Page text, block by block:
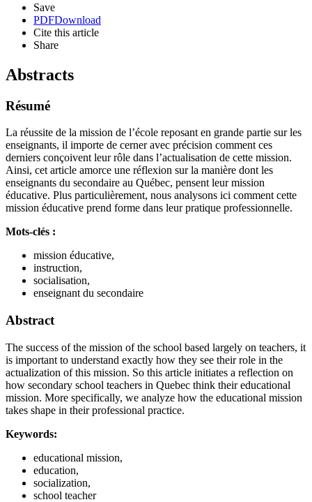
Save
PDFDownload
Cite this article
Share
Abstracts
Résumé
La réussite de la mission de l’école reposant en grande partie sur les
enseignants, il importe de cerner avec précision comment ces
derniers conçoivent leur rôle dans l’actualisation de cette mission.
Ainsi, cet article amorce une réflexion sur la manière dont les
enseignants du secondaire au Québec, pensent leur mission
éducative. Plus particulièrement, nous analysons ici comment cette
mission éducative prend forme dans leur pratique professionnelle.
Mots-clés :
mission éducative,
instruction,
socialisation,
enseignant du secondaire
Abstract
The success of the mission of the school based largely on teachers, it
is important to understand exactly how they see their role in the
actualization of this mission. So this article initiates a reflection on
how secondary school teachers in Quebec think their educational
mission. More specifically, we analyze how the educational mission
takes shape in their professional practice.
Keywords:
educational mission,
education,
socialization,
school teacher